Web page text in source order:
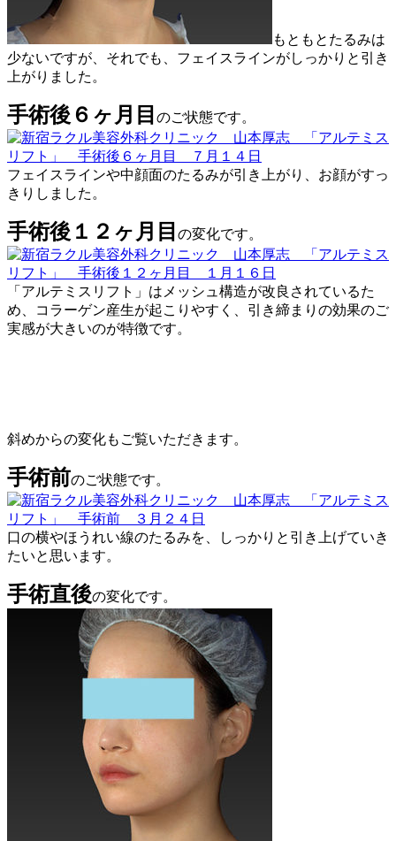
もともとたるみは
少ないですが、それでも、フェイスラインがしっかりと引き
上がりました。
手術後６ヶ月目 のご状態です。
フェイスラインや中顔面のたるみが引き上がり、お顔がすっ
きりしました。
手術後１２ヶ月目 の変化です。
「アルテミスリフト」はメッシュ構造が改良されているた
め、コラーゲン産生が起こりやすく、引き締まりの効果のご
実感が大きいのが特徴です。
斜めからの変化もご覧いただきます。
手術前のご状態です。
口の横やほうれい線のたるみを、しっかりと引き上げていき
たいと思います。
手術直後の変化です。